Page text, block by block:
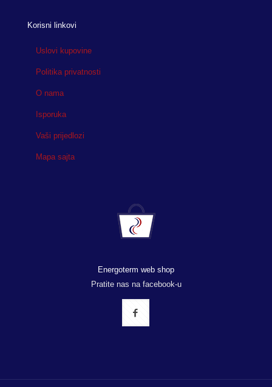
Korisni linkovi
Uslovi kupovine
Politika privatnosti
O nama
Isporuka
Vaši prijedlozi
Mapa sajta
Energoterm web shop
Pratite nas na facebook-u